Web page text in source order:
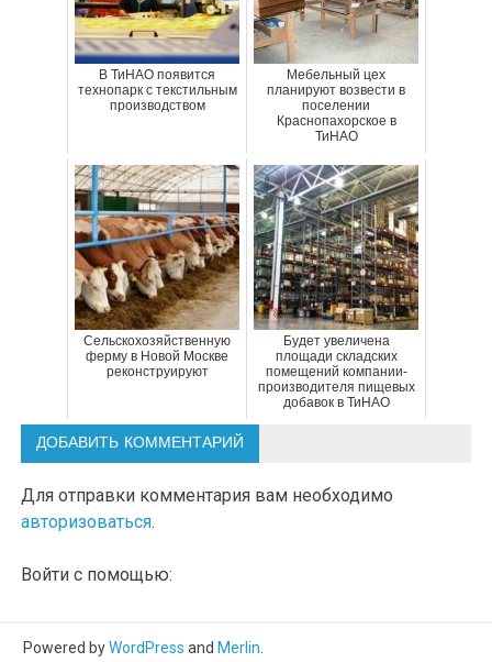
В ТиНАО появится
технопарк с текстильным
производством
Мебельный цех
планируют возвести в
поселении
Краснопахорское в
ТиНАО
Сельскохозяйственную
ферму в Новой Москве
реконструируют
Будет увеличена
площади складских
помещений компании-
производителя пищевых
добавок в ТиНАО
ДОБАВИТЬ КОММЕНТАРИЙ
Для отправки комментария вам необходимо
авторизоваться.
Войти с помощью:
Powered byWordPress and Merlin